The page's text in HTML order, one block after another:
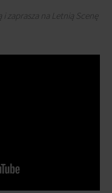
zaprasza na Letnią Scenę